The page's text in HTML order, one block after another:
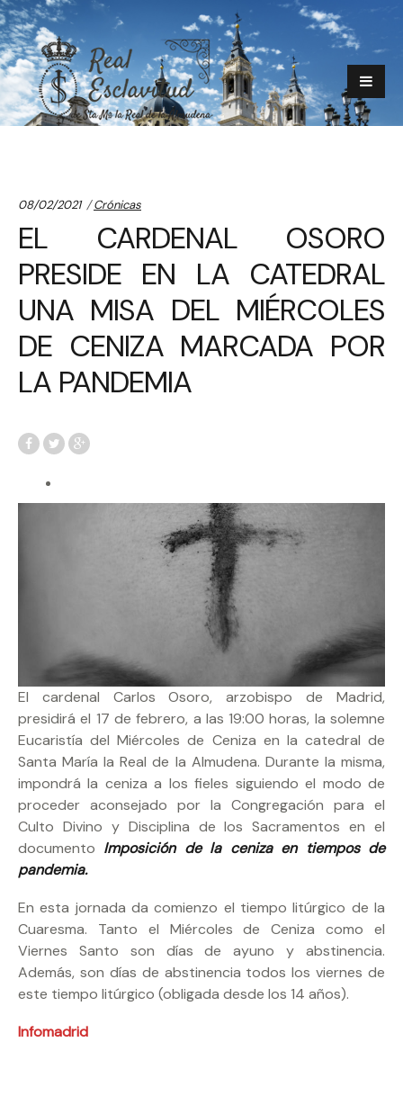
08/02/2021 Categories:
Crónicas
EL CARDENAL OSORO
PRESIDE EN LA CATEDRAL
UNA MISA DEL MIÉRCOLES
DE CENIZA MARCADA POR
LA PANDEMIA
El cardenal Carlos Osoro, arzobispo de Madrid,
presidirá el 17 de febrero, a las 19:00 horas, la solemne
Eucaristía del Miércoles de Ceniza en la catedral de
Santa María la Real de la Almudena. Durante la misma,
impondrá la ceniza a los fieles siguiendo el modo de
proceder aconsejado por la Congregación para el
Culto Divino y Disciplina de los Sacramentos en el
documento Imposición de la ceniza en tiempos de
pandemia.
En esta jornada da comienzo el tiempo litúrgico de la
Cuaresma. Tanto el Miércoles de Ceniza como el
Viernes Santo son días de ayuno y abstinencia.
Además, son días de abstinencia todos los viernes de
este tiempo litúrgico (obligada desde los 14 años).
Infomadrid